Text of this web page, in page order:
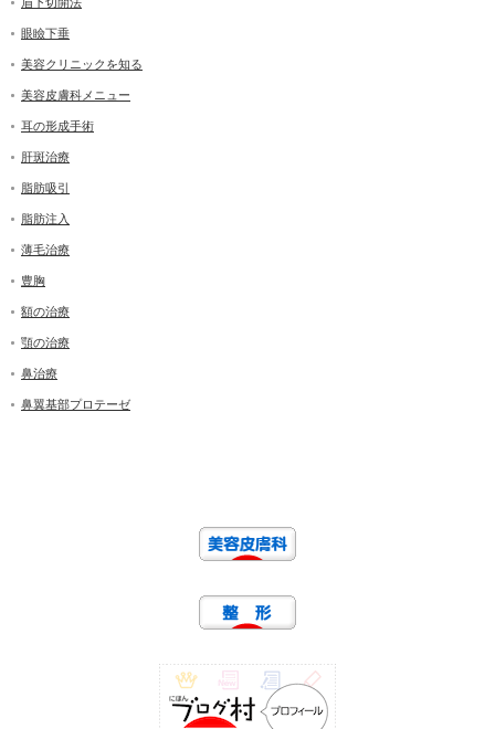
眉下切開法
眼瞼下垂
美容クリニックを知る
美容皮膚科メニュー
耳の形成手術
肝斑治療
脂肪吸引
脂肪注入
薄毛治療
豊胸
額の治療
顎の治療
鼻治療
鼻翼基部プロテーゼ